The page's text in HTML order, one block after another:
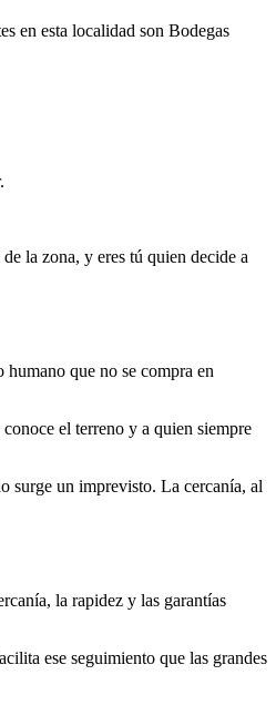
en esta localidad son Bodegas
la zona, y eres tú quien decide a
que no se compra en
el terreno y a quien siempre
surge un imprevisto. La cercanía, al
la rapidez y las garantías
ese seguimiento que las grandes